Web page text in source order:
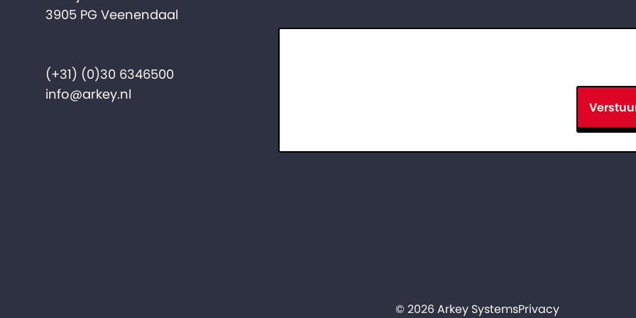
3905 PG Veenendaal
(+31) (0)30 6346500
info@arkey.nl
© 2026 Arkey SystemsPrivacy